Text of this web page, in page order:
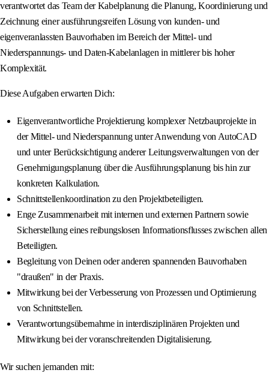
verantwortet das Team der Kabelplanung die Planung, Koordinierung und
Zeichnung einer ausführungsreifen Lösung von kunden- und
eigenveranlassten Bauvorhaben im Bereich der Mittel- und
Niederspannungs- und Daten-Kabelanlagen in mittlerer bis hoher
Komplexität.
Diese Aufgaben erwarten Dich:
Eigenverantwortliche Projektierung komplexer Netzbauprojekte in
der Mittel- und Niederspannung unter Anwendung von AutoCAD
und unter Berücksichtigung anderer Leitungsverwaltungen von der
Genehmigungsplanung über die Ausführungsplanung bis hin zur
konkreten Kalkulation.
Schnittstellenkoordination zu den Projektbeteiligten.
Enge Zusammenarbeit mit internen und externen Partnern sowie
Sicherstellung eines reibungslosen Informationsflusses zwischen allen
Beteiligten.
Begleitung von Deinen oder anderen spannenden Bauvorhaben
"draußen" in der Praxis.
Mitwirkung bei der Verbesserung von Prozessen und Optimierung
von Schnittstellen.
Verantwortungsübernahme in interdisziplinären Projekten und
Mitwirkung bei der voranschreitenden Digitalisierung.
Wir suchen jemanden mit: